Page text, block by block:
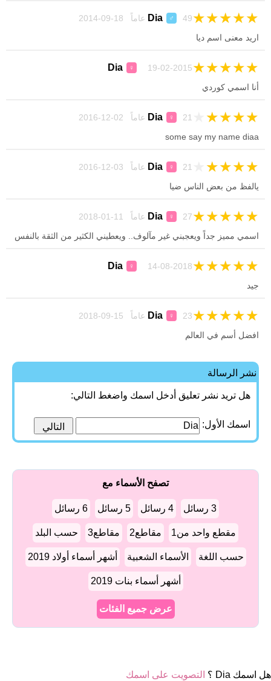
Dia ♂ 49 عاماً 18-09-2014 ★
★
★
★
★
اريد معنى اسم ديا
Dia ♀ 19-02-2015 ★
★
★
★
★
أنا اسمي كوردي
Dia ♀ 21 عاماً 02-12-2016 ★
★
★
★
some say my name diaa
Dia ♀ 21 عاماً 03-12-2016 ★
★
★
★
يالفظ من بعض الناس ضيا
Dia ♀ 27 عاماً 11-01-2018 ★
★
★
★
★
اسمي مميز جداً ويعجبني غير مآلوف.. ويعطيني الكثير من الثقة بالنفس
Dia ♀ 14-08-2018 ★
★
★
★
★
جيد
Dia ♀ 23 عاماً 15-09-2018 ★
★
★
★
★
افضل أسم في العالم
نشر الرسالة
هل تريد نشر تعليق أدخل اسمك واضغط التالي:
اسمك الأول:
تصفح الأسماء مع
3 رسائل 4 رسائل 5 رسائل 6 رسائل
مقطع واحد من1 مقاطع2 مقاطع3 حسب البلد
حسب اللغة الأسماء الشعبية أشهر أسماء أولاد 2019
أشهر أسماء بنات 2019
عرض جميع الفئات
هل اسمك Dia ؟ التصويت على اسمك